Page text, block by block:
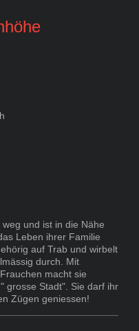
und ist in die Nähe
Leben ihrer Familie
auf Trab und wirbelt
durch. Mit
macht sie
grosse Stadt". Sie darf ihr
Zügen geniessen!